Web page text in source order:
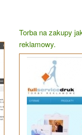
Torba na zakupy
reklamowy.